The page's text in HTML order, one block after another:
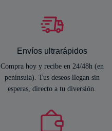
Envíos ultrarápidos
Compra hoy y recibe en 24/48h (en
península). Tus deseos llegan sin
esperas, directo a tu diversión.